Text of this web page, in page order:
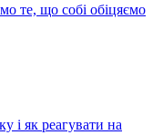
те, що собі обіцяємо
і як реагувати на